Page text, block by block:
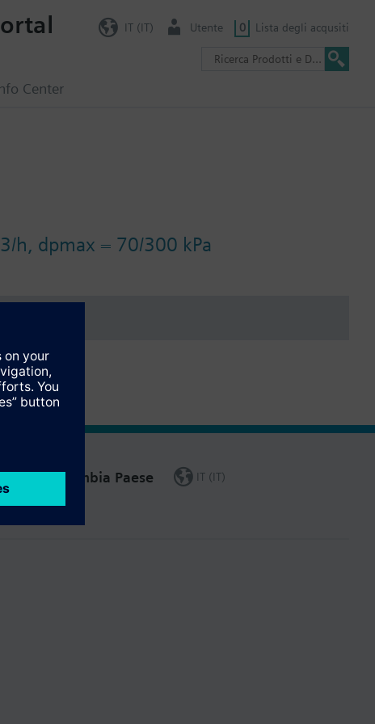
Center
IT (IT) Utente 0 Lista degli acqusiti
h, dpmax = 70/300 kPa
Cambia Paese IT (IT)